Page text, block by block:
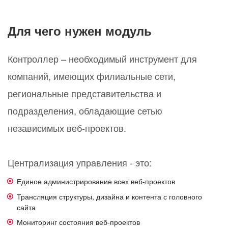
Для чего нужен модуль
Контроллер – необходимый инструмент для
компаний, имеющих филиальные сети,
региональные представительства и
подразделения, обладающие сетью
независимых веб-проектов.
Централизация управления - это:
Единое администрирование всех веб-проектов
Трансляция структуры, дизайна и контента с головного
сайта
Мониторинг состояния веб-проектов